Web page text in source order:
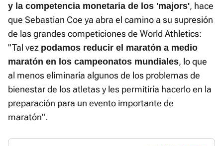
y la competencia monetaria de los 'majors', hace
que Sebastian Coe ya abra el camino a su supresión
de las grandes competiciones de World Athletics:
"Tal vez podamos reducir el maratón a medio
maratón en los campeonatos mundiales, lo que
al menos eliminaría algunos de los problemas de
bienestar de los atletas y les permitiría hacerlo en la
preparación para un evento importante de
maratón".